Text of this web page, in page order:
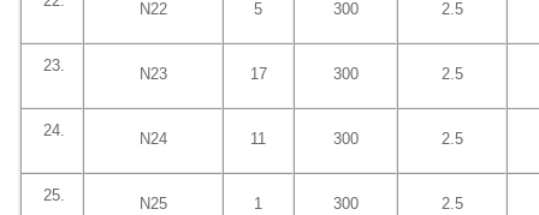
N22 5 300 2.5
N23 17 300 2.5
N24 11 300 2.5
N25 1 300 2.5